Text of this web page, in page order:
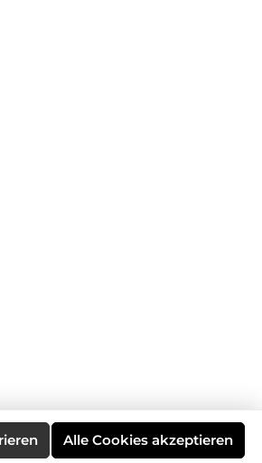
Alle Cookies akzeptieren